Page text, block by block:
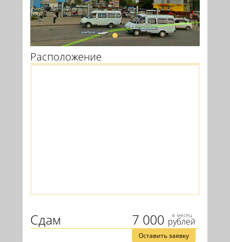
Расположение
7 000 в месяц
рублей
Сдам
Оставить заявку